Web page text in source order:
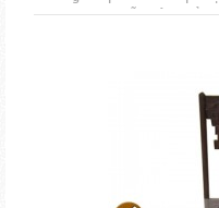
phòng Gia Nguyễn, sản
mã đẹp, độ bền cao,